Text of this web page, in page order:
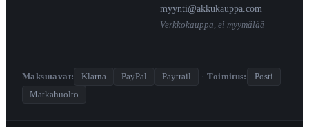
myynti@akkukauppa.com
Verkkokauppa, ei myymälää
Maksutavat: Klarna PayPal Paytrail · Toimitus:
Posti
Matkahuolto